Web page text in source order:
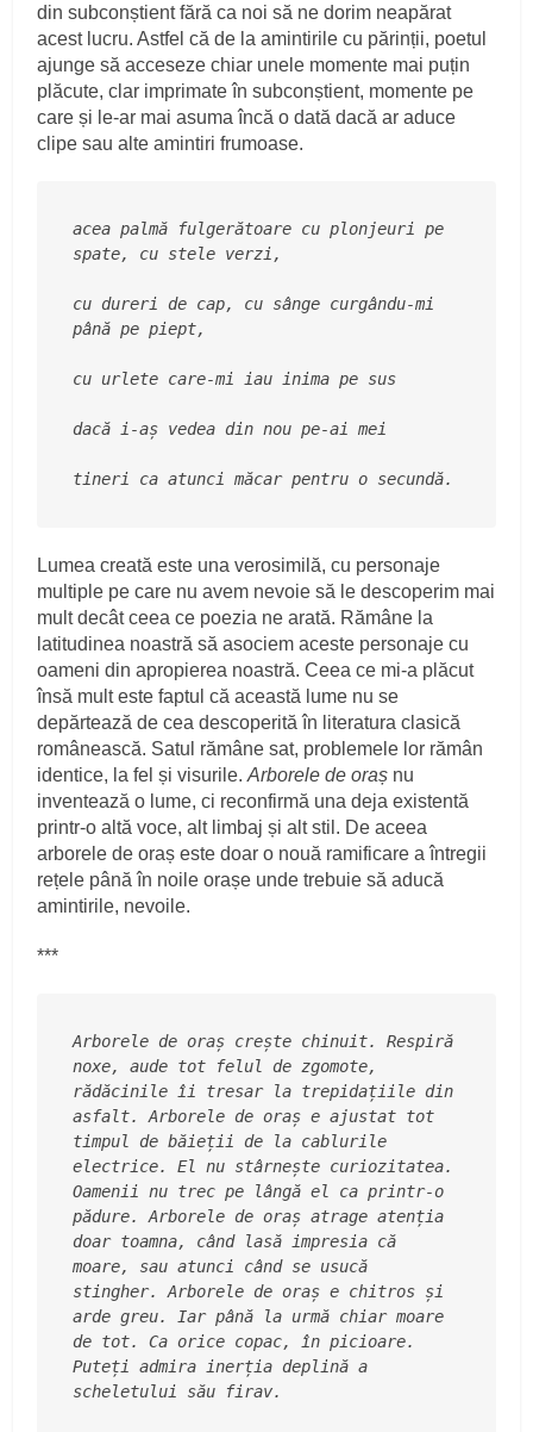
din subconștient fără ca noi să ne dorim neapărat
acest lucru. Astfel că de la amintirile cu părinții, poetul
ajunge să acceseze chiar unele momente mai puțin
plăcute, clar imprimate în subconștient, momente pe
care și le-ar mai asuma încă o dată dacă ar aduce
clipe sau alte amintiri frumoase.
acea palmă fulgerătoare cu plonjeuri pe
spate, cu stele verzi,
cu dureri de cap, cu sânge curgându-mi
până pe piept,
cu urlete care-mi iau inima pe sus
dacă i-aș vedea din nou pe-ai mei
tineri ca atunci măcar pentru o secundă.
Lumea creată este una verosimilă, cu personaje
multiple pe care nu avem nevoie să le descoperim mai
mult decât ceea ce poezia ne arată. Rămâne la
latitudinea noastră să asociem aceste personaje cu
oameni din apropierea noastră. Ceea ce mi-a plăcut
însă mult este faptul că această lume nu se
depărtează de cea descoperită în literatura clasică
românească. Satul rămâne sat, problemele lor rămân
identice, la fel și visurile.Arborele de oraș nu
inventează o lume, ci reconfirmă una deja existentă
printr-o altă voce, alt limbaj și alt stil. De aceea
arborele de oraș este doar o nouă ramificare a întregii
rețele până în noile orașe unde trebuie să aducă
amintirile, nevoile.
***
Arborele de oraș crește chinuit. Respiră
noxe, aude tot felul de zgomote,
rădăcinile îi tresar la trepidațiile din
asfalt. Arborele de oraș e ajustat tot
timpul de băieții de la cablurile
electrice. El nu stârnește curiozitatea.
Oamenii nu trec pe lângă el ca printr-o
pădure. Arborele de oraș atrage atenția
doar toamna, când lasă impresia că
moare, sau atunci când se usucă
stingher. Arborele de oraș e chitros și
arde greu. Iar până la urmă chiar moare
de tot. Ca orice copac, în picioare.
Puteți admira inerția deplină a
scheletului său firav.